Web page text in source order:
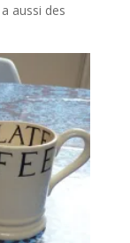
aussi des